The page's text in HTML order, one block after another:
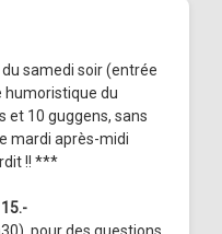
samedi soir (entrée
humoristique du
et 10 guggens, sans
mardi après-midi
!! ***
15.-